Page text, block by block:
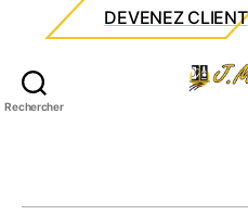
DEVENEZ CLIENT
Rechercher